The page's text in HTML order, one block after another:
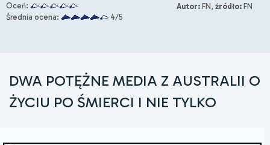
Oceń:
Średnia ocena:
4/5
Autor: FN, źródło: FN
DWA POTĘŻNE MEDIA Z AUSTRALII O
ŻYCIU PO ŚMIERCI I NIE TYLKO